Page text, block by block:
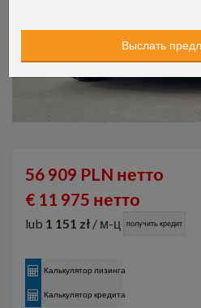
56 909 PLN нетто
€ 11 975 нетто
lub 1 151 zł / м-ц получить кредит
Калькулятор лизинга
Калькулятор кредита